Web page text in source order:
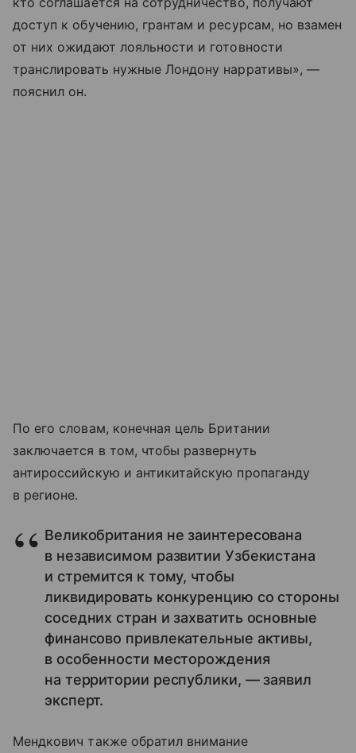
доступ к обучению, грантам и ресурсам, но взамен
от них ожидают лояльности и готовности
транслировать нужные Лондону нарративы», —
пояснил он.
По его словам, конечная цель Британии
заключается в том, чтобы развернуть
антироссийскую и антикитайскую пропаганду
в регионе.
Великобритания не заинтересована
в независимом развитии Узбекистана
и стремится к тому, чтобы
ликвидировать конкуренцию со стороны
соседних стран и захватить основные
финансово привлекательные активы,
в особенности месторождения
на территории республики, — заявил
эксперт.
Мендкович также обратил внимание